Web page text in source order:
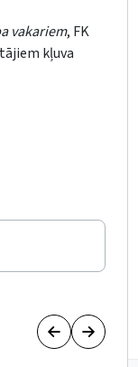
vakariem, FK
kļuva